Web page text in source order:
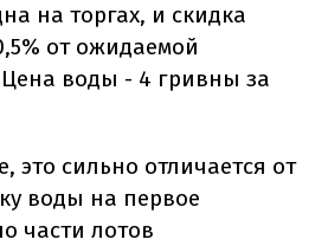
на торгах, и скидка
от ожидаемой
Цена воды - 4 гривны за
это сильно отличается от
воды на первое
части лотов